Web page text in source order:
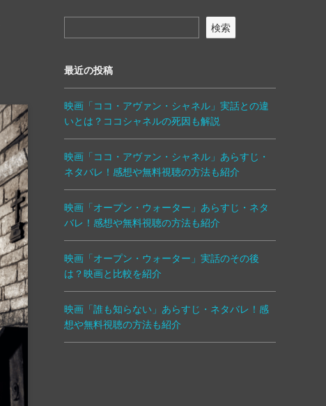
検索
最近の投稿
映画「ココ・アヴァン・シャネル」実話との違
いとは？ココシャネルの死因も解説
映画「ココ・アヴァン・シャネル」あらすじ・
ネタバレ！感想や無料視聴の方法も紹介
映画「オープン・ウォーター」あらすじ・ネタ
バレ！感想や無料視聴の方法も紹介
映画「オープン・ウォーター」実話のその後
は？映画と比較を紹介
映画「誰も知らない」あらすじ・ネタバレ！感
想や無料視聴の方法も紹介